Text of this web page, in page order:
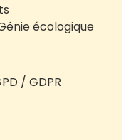
écologique
/ GDPR